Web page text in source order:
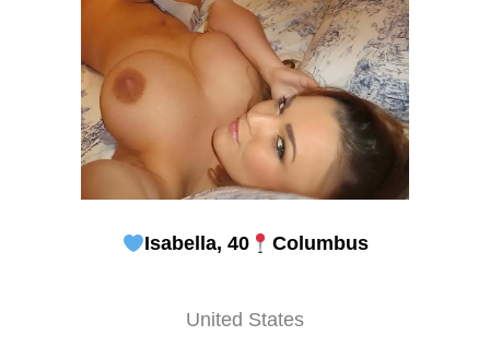
Isabella, 40 Columbus
United States